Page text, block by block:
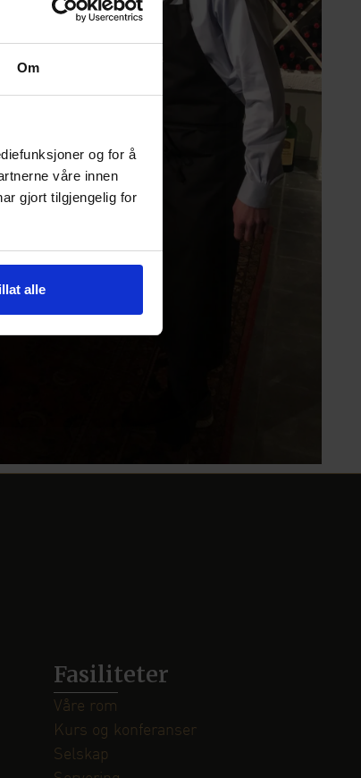
Om
og for å
våre innen
gjort tilgjengelig for
alle
Fasiliteter
Våre rom
Kurs og konferanser
Selskap